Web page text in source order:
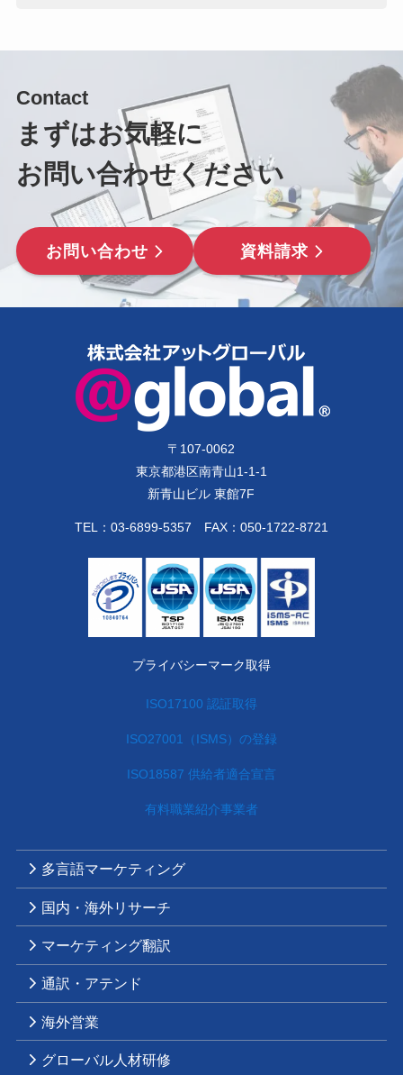
Contact
まずはお気軽に
お問い合わせください
お問い合わせ 資料請求
〒 107-0062
東京都港区南青山1-1-1
新青山ビル 東館7F
TEL： 03-6899-5357 FAX：050-1722-8721
プライバシーマーク取得
ISO17100 認証取得
ISO27001（ISMS）の登録
ISO18587 供給者適合宣言
有料職業紹介事業者
多言語マーケティング
国内・海外リサーチ
マーケティング翻訳
通訳・アテンド
海外営業
グローバル人材研修